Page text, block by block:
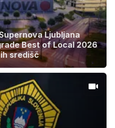
Ljubljana
Best of Local 2026
središč